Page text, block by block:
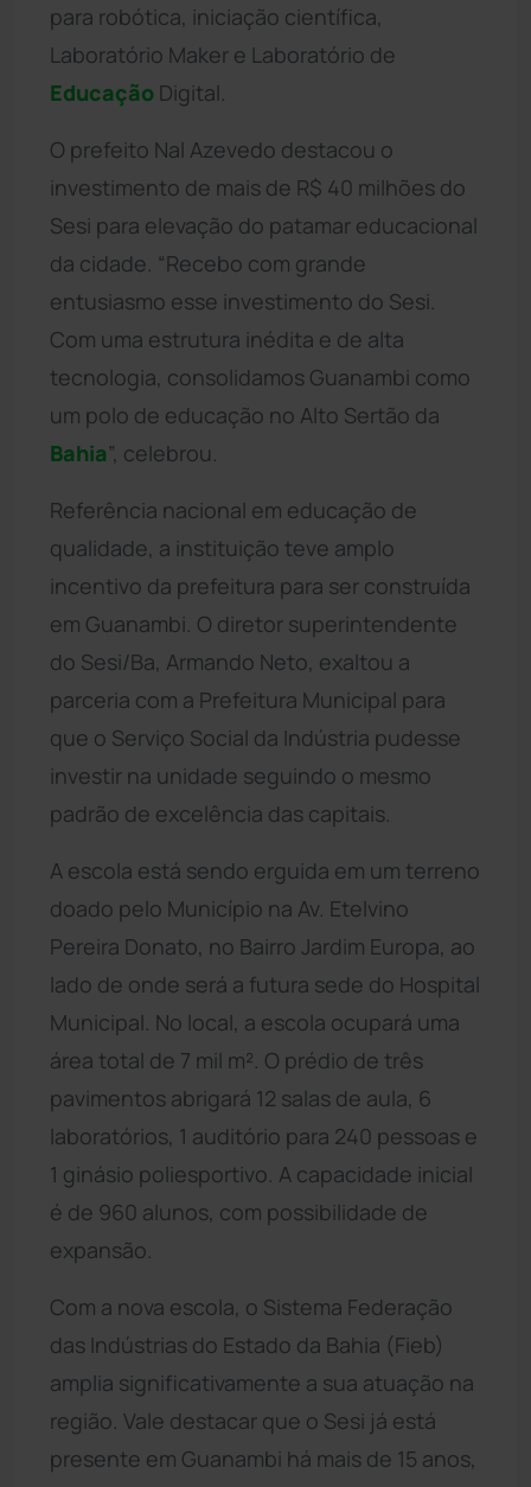
para robótica, iniciação científica,
Laboratório Maker e Laboratório de
Educação Digital.
O prefeito Nal Azevedo destacou o
investimento de mais de R$ 40 milhões do
Sesi para elevação do patamar educacional
da cidade. “Recebo com grande
entusiasmo esse investimento do Sesi.
Com uma estrutura inédita e de alta
tecnologia, consolidamos Guanambi como
um polo de educação no Alto Sertão da
Bahia”, celebrou.
Referência nacional em educação de
qualidade, a instituição teve amplo
incentivo da prefeitura para ser construída
em Guanambi. O diretor superintendente
do Sesi/Ba, Armando Neto, exaltou a
parceria com a Prefeitura Municipal para
que o Serviço Social da Indústria pudesse
investir na unidade seguindo o mesmo
padrão de excelência das capitais.
A escola está sendo erguida em um terreno
doado pelo Município na Av. Etelvino
Pereira Donato, no Bairro Jardim Europa, ao
lado de onde será a futura sede do Hospital
Municipal. No local, a escola ocupará uma
área total de 7 mil m². O prédio de três
pavimentos abrigará 12 salas de aula, 6
laboratórios, 1 auditório para 240 pessoas e
1 ginásio poliesportivo. A capacidade inicial
é de 960 alunos, com possibilidade de
expansão.
Com a nova escola, o Sistema Federação
das Indústrias do Estado da Bahia (Fieb)
amplia significativamente a sua atuação na
região. Vale destacar que o Sesi já está
presente em Guanambi há mais de 15 anos,